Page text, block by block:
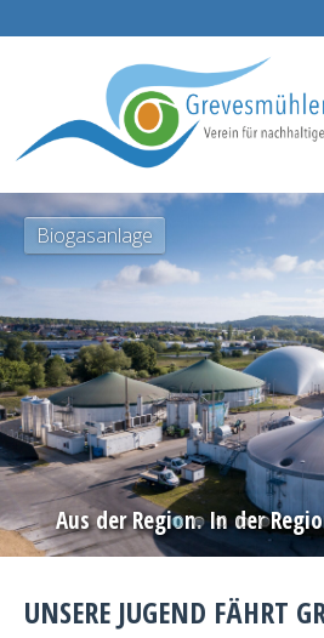
NAVIGATION
ÜBERSPRINGEN
Aus der Region. In der
Biogasanlage
UNSERE JUGEND FÄHRT